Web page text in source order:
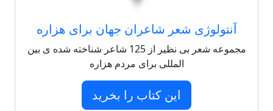
آنتولوژی شعر شاعران جهان برای هزاره
مجموعه شعر بی نظیر از 125 شاعر شناخته شده ی بین
المللی برای مردم هزاره
این کتاب را بخرید